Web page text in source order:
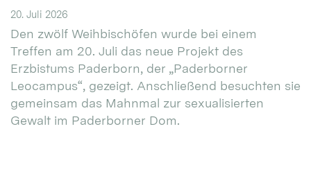
20. Juli 2026
Den zwölf Weihbischöfen wurde bei einem
Treffen am 20. Juli das neue Projekt des
Erzbistums Paderborn, der „Paderborner
Leocampus“, gezeigt. Anschließend besuchten sie
gemeinsam das Mahnmal zur sexualisierten
Gewalt im Paderborner Dom.